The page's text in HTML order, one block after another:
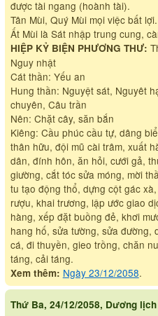
được tài ngang (hoành tài).
Tân Mùi, Quý Mùi mọi việc bất lợi.
Ất Mùi là Sát nhập trung cung,
HIỆP KỶ BIỆN PHƯƠNG THƯ:
Nguy nhật
Cát thần: Yếu an
Hung thần: Nguyệt sát, Nguyêt
chuyên, Câu trần
Nên: Chặt cây, săn bắn
Kiêng: Cầu phúc cầu tự, dâng
thân hữu, đội mũ cài trâm, xuất
dân, đính hôn, ăn hỏi, cưới gả,
giường, cắt tóc sửa móng, mời
tu tạo động thổ, dựng cột gác
rượu, khai trương, lập ước giao
hàng, xếp đặt buồng đẻ, khơi
hang hố, sửa tường, sửa đường,
cá, đi thuyền, gieo trồng, chăn
táng, cải táng.
Xem thêm: Ngày 23/12/2058.
Thứ Ba, 24/12/2058, Dương lịch